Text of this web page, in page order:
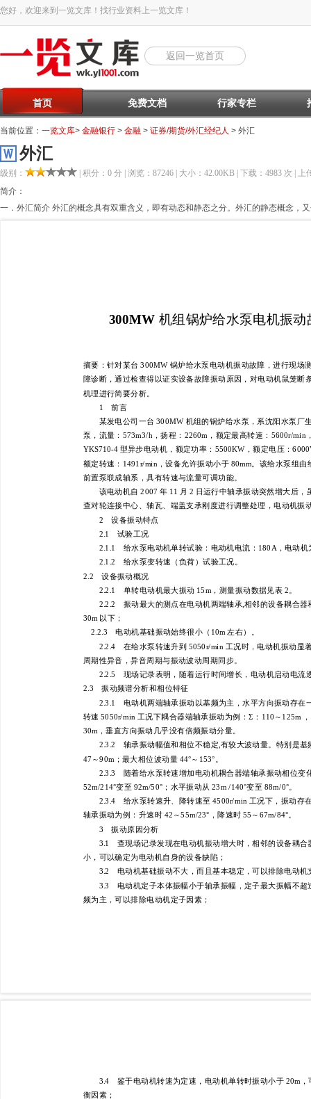
您好，欢迎来到一览文库！找行业资料上一览文库！
返回一览首页
首页 免费文档 行家专栏
当前位置： 一览文库> 金融银行 > 金融 > 证券/期货/外汇经纪人 > 外汇
外汇
级别：
| 积分：0 分 | 浏览：87246 | 大小：42.00KB | 下载：4983 次 | 上
简介：
一．外汇简介 外汇的概念具有双重含义，即有动态和静态之分。外汇的静态概念，